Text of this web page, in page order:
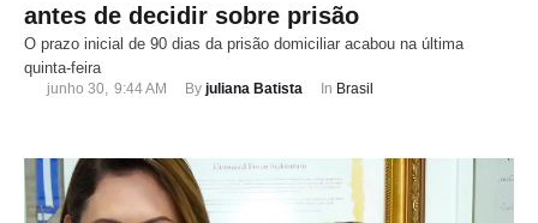
antes de decidir sobre prisão
O prazo inicial de 90 dias da prisão domiciliar acabou na última
quinta-feira
junho 30 9:44 AM By juliana Batista In Brasil